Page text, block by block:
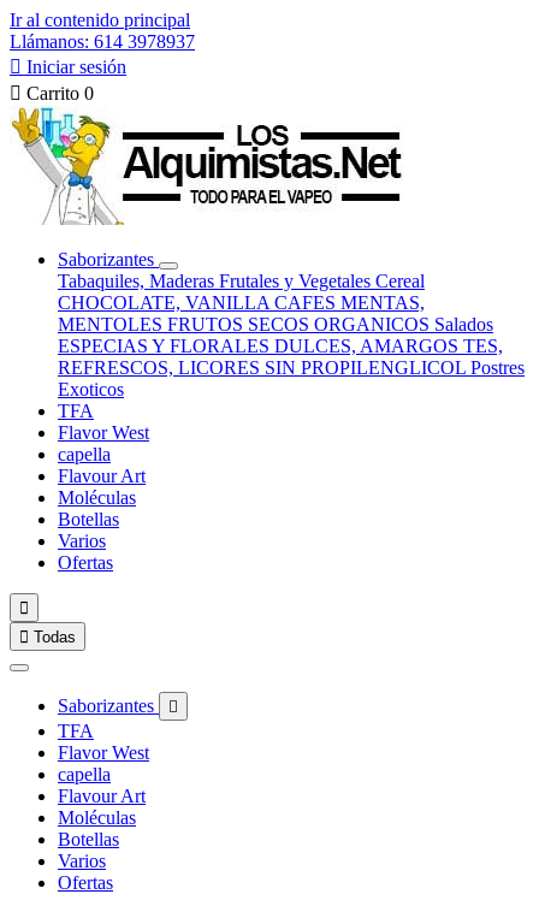
Ir al contenido principal
Llámanos: 614 3978937
 Iniciar sesión
 Carrito 0
Saborizantes
Tabaquiles, Maderas Frutales y Vegetales Cereal
CHOCOLATE, VANILLA CAFES MENTAS,
MENTOLES FRUTOS SECOS ORGANICOS Salados
ESPECIAS Y FLORALES DULCES, AMARGOS TES,
REFRESCOS, LICORES SIN PROPILENGLICOL Postres
Exoticos
TFA
Flavor West
capella
Flavour Art
Moléculas
Botellas
Varios
Ofertas

 Todas
Saborizantes 
TFA
Flavor West
capella
Flavour Art
Moléculas
Botellas
Varios
Ofertas